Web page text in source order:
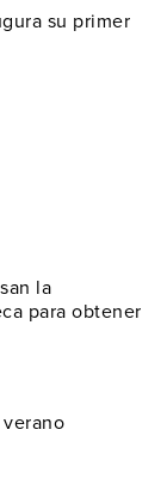
su primer
la
para obtener